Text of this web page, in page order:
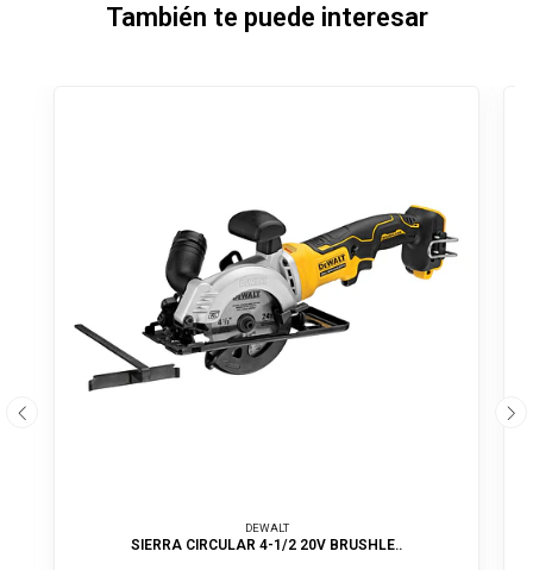
También te puede interesar
DEWALT
SIERRA CIRCULAR 4-1/2 20V BRUSHLE..